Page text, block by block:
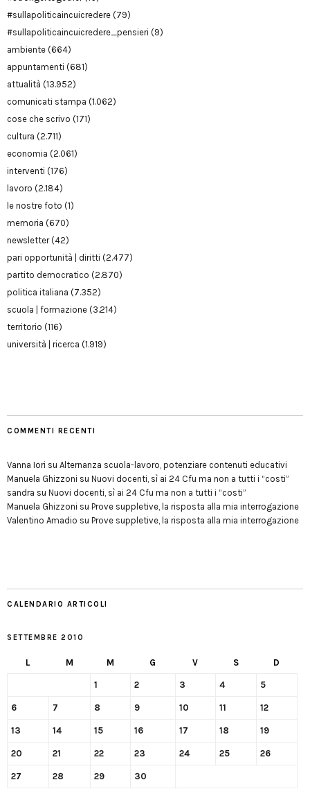
#sullapoliticaincuicredere (79)
#sullapoliticaincuicredere_pensieri (9)
ambiente (664)
appuntamenti (681)
attualità (13.952)
comunicati stampa (1.062)
cose che scrivo (171)
cultura (2.711)
economia (2.061)
interventi (176)
lavoro (2.184)
le nostre foto (1)
memoria (670)
newsletter(42)
pari opportunità | diritti (2.477)
partito democratico (2.870)
politica italiana (7.352)
scuola | formazione (3.214)
territorio (116)
università | ricerca (1.919)
COMMENTI RECENTI
Vanna Iori su Alternanza scuola-lavoro, potenziare contenuti educativi
Manuela Ghizzoni su Nuovi docenti, sì ai 24 Cfu ma non a tutti i “costi”
sandra su Nuovi docenti, sì ai 24 Cfu ma non a tutti i “costi”
Manuela Ghizzoni su Prove suppletive, la risposta alla mia interrogazione
Valentino Amadio su Prove suppletive, la risposta alla mia interrogazione
CALENDARIO ARTICOLI
SETTEMBRE 2010
L M M G V S D
1 2 3 4 5
6 7 8 9 10 11 12
13 14 15 16 17 18 19
20 21 22 23 24 25 26
27 28 29 30